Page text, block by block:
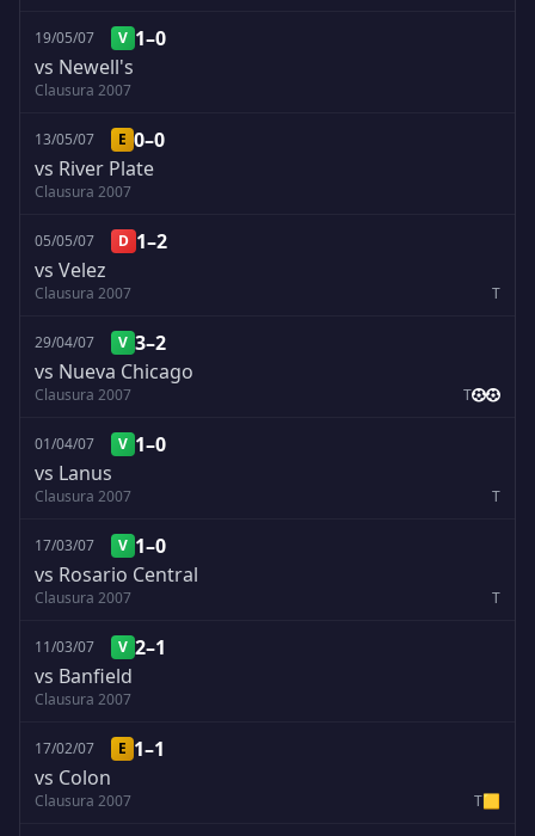
19/05/07 V 1–0
vs Newell's
Clausura 2007
13/05/07 E 0–0
vs River Plate
Clausura 2007
05/05/07 D 1–2
vs Velez
Clausura 2007 T
29/04/07 V 3–2
vs Nueva Chicago
Clausura 2007 T
01/04/07 V 1–0
vs Lanus
Clausura 2007 T
17/03/07 V 1–0
vs Rosario Central
Clausura 2007 T
11/03/07 V 2–1
vs Banfield
Clausura 2007
17/02/07 E 1–1
vs Colon
Clausura 2007 T🟨